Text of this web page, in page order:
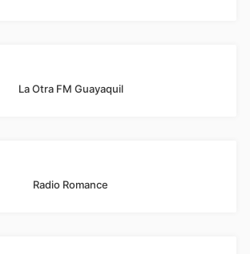
La Otra FM Guayaquil
Radio Romance